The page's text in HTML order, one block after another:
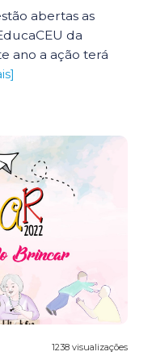
abertas as
da
ano a ação terá
1238 visualizações